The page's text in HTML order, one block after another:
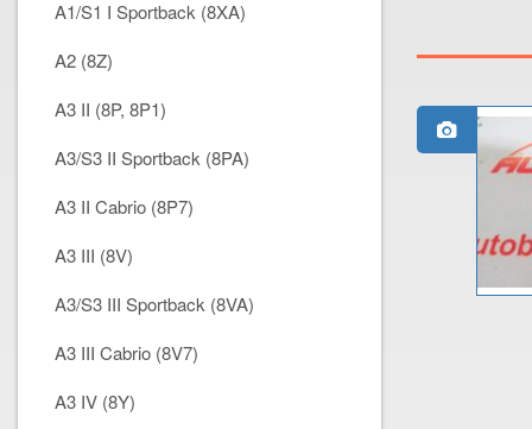
A1/S1 I Sportback (8XA)
A2 (8Z)
A3 II (8P, 8P1)
A3/S3 II Sportback (8PA)
A3 II Cabrio (8P7)
A3 III (8V)
A3/S3 III Sportback (8VA)
A3 III Cabrio (8V7)
A3 IV (8Y)